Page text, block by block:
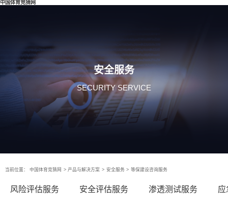
中国体育竞猜网
安全服务
SECURITY SERVICE
当前位置： 中国体育竞猜网 > 产品与解决方案 > 安全服务 > 等保建设咨询服务
风险评估服务 安全评估服务 渗透测试服务 应